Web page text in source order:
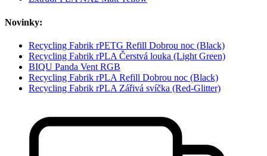
Novinky:
Recycling Fabrik rPETG Refill Dobrou noc (Black)
Recycling Fabrik rPLA Čerstvá louka (Light Green)
BIQU Panda Vent RGB
Recycling Fabrik rPLA Refill Dobrou noc (Black)
Recycling Fabrik rPLA Zářivá svíčka (Red-Glitter)